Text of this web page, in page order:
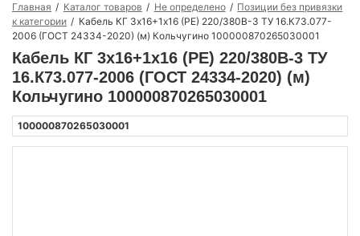
Главная Каталог товаров Не определено
Позиции без привязки
к категории
Кабель КГ 3х16+1х16 (PE) 220/380В-3 ТУ 16.К73.077-
2006 (ГОСТ 24334-2020) (м) Кольчугино 100000870265030001
Кабель КГ 3х16+1х16 (PE) 220/380В-3 ТУ
16.К73.077-2006 (ГОСТ 24334-2020) (м)
Кольчугино 100000870265030001
100000870265030001